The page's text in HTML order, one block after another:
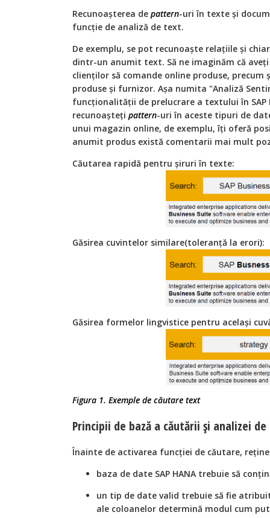
Recunoașterea de pattern-uri în texte și
funcție de analiză de text.
De exemplu, se pot recunoaște relațiile și
dintr-un anumit text. Să ne imaginăm că
clienților să comande online produse,
produse și furnizor. Așa numita "Analiză
funcționalității de prelucrare a textului în SAP
recunoașteți pattern-uri în aceste tipuri de
unui magazin online, de exemplu, îți oferă
anumit produs există comentarii mai mult
Căutarea rapidă pentru șiruri în texte:
Găsirea cuvintelor similare(toleranță la erori):
Găsirea formelor lingvistice pentru același
Figura 1. Exemple de căutare text
Principii de bază a căutării și analizei de
Înainte de activarea funcției de căutare,
baza de date SAP HANA trebuie să
un tip de date valid trebuie să fie
ale coloanelor determină modul cum